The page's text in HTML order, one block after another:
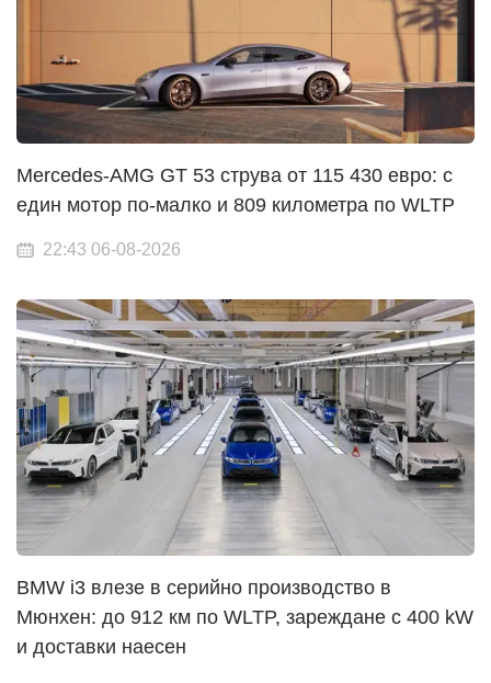
Mercedes-AMG GT 53 струва от 115 430 евро: с
един мотор по-малко и 809 километра по WLTP
22:43 06-08-2026
BMW i3 влезе в серийно производство в
Мюнхен: до 912 км по WLTP, зареждане с 400 kW
и доставки наесен